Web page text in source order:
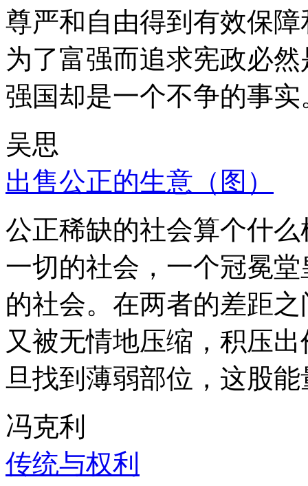
尊严和自由得到有效保
为了富强而追求宪政必
强国却是一个不争的事实
吴思
出售公正的生意（图）
公正稀缺的社会算个什
一切的社会，一个冠冕
的社会。在两者的差距
又被无情地压缩，积压
旦找到薄弱部位，这股
冯克利
传统与权利